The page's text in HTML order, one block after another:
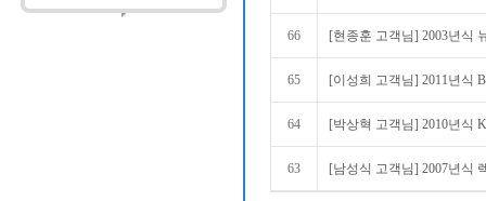
66 [현종훈 고객님] 2003년식
65 [이성희 고객님] 2011년식
64 [박상혁 고객님] 2010년식
63 [남성식 고객님] 2007년식